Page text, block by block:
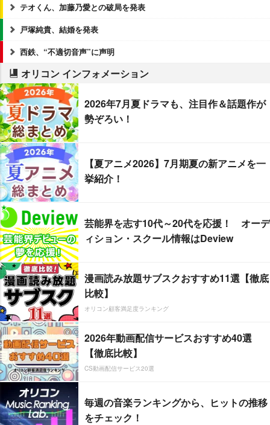
テオくん、加藤乃愛との破局を発表
戸塚純貴、結婚を発表
西鉄、“不適切音声”に声明
オリコン インフォメーション
2026年7月夏ドラマも、注目作＆話題作が
勢ぞろい！
【夏アニメ2026】7月期夏の新アニメを一
挙紹介！
芸能界を志す10代～20代を応援！ オーデ
ィション・スクール情報はDeview
漫画読み放題サブスクおすすめ11選【徹底
比較】
オリコン顧客満足度ランキング
2026年動画配信サービスおすすめ40選
【徹底比較】
CS動画配信サービス20選
毎週の音楽ランキングから、ヒットの推移
をチェック！